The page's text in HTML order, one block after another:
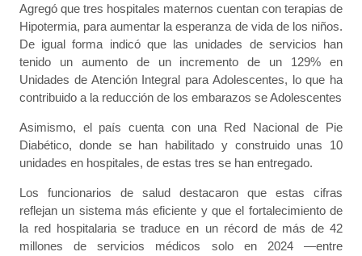
Agregó que tres hospitales maternos cuentan con terapias de
Hipotermia, para aumentar la esperanza de vida de los niños.
De igual forma indicó que las unidades de servicios han
tenido un aumento de un incremento de un 129% en
Unidades de Atención Integral para Adolescentes, lo que ha
contribuido a la reducción de los embarazos se Adolescentes
Asimismo, el país cuenta con una Red Nacional de Pie
Diabético, donde se han habilitado y construido unas 10
unidades en hospitales, de estas tres se han entregado.
Los funcionarios de salud destacaron que estas cifras
reflejan un sistema más eficiente y que el fortalecimiento de
la red hospitalaria se traduce en un récord de más de 42
millones de servicios médicos solo en 2024 —entre